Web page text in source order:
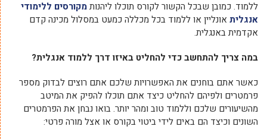
ללמוד. כמובן שבכל הקשור לקורס תוכלו ליהנותמקורסים ללימודי
אנגלית אונליין או ללמוד בכל מכללה כמעט במסלול מכינה קדם
אקדמית באנגלית.
במה צריך להתחשב כדי להחליט באיזו דרך ללמוד אנגלית?
כאשר אתם בוחנים את האפשרויות שלכם אתם רוצים לבדוק מספר
פרמטרים ולפיהם להחליט כיצד אתם תוכלו להפיק את המיטב
מהשיעורים שלכם וללמוד טוב ומהר יותר. בואו נבחן את הפרמטרים
השונים וכיצד הם באים לידי ביטוי בקורס או אצל מורה פרטי: